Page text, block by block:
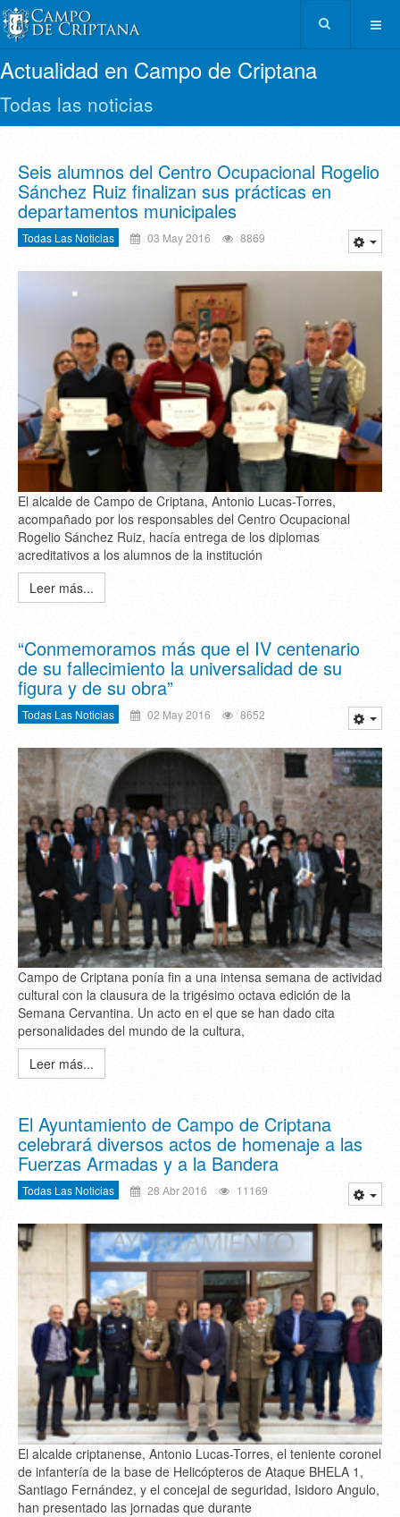
Actualidad en Campo de Criptana
Todas las noticias
Seis alumnos del Centro Ocupacional Rogelio
Sánchez Ruiz finalizan sus prácticas en
departamentos municipales
Todas Las Noticias 03 May 2016 8869
El alcalde de Campo de Criptana, Antonio Lucas-Torres,
acompañado por los responsables del Centro Ocupacional
Rogelio Sánchez Ruiz, hacía entrega de los diplomas
acreditativos a los alumnos de la institución
Leer más...
“Conmemoramos más que el IV centenario
de su fallecimiento la universalidad de su
figura y de su obra”
Todas Las Noticias 02 May 2016 8652
Campo de Criptana ponía fin a una intensa semana de actividad
cultural con la clausura de la trigésimo octava edición de la
Semana Cervantina. Un acto en el que se han dado cita
personalidades del mundo de la cultura,
Leer más...
El Ayuntamiento de Campo de Criptana
celebrará diversos actos de homenaje a las
Fuerzas Armadas y a la Bandera
Todas Las Noticias 28 Abr 2016 11169
El alcalde criptanense, Antonio Lucas-Torres, el teniente coronel
de infantería de la base de Helicópteros de Ataque BHELA 1,
Santiago Fernández, y el concejal de seguridad, Isidoro Angulo,
han presentado las jornadas que durante